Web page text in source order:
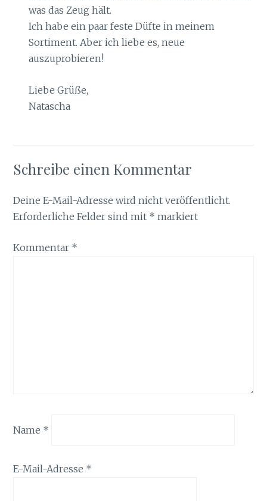
was das Zeug hält.
Ich habe ein paar feste Düfte in meinem
Sortiment. Aber ich liebe es, neue
auszuprobieren!
Liebe Grüße,
Natascha
Schreibe einen Kommentar
Deine E-Mail-Adresse wird nicht veröffentlicht.
Erforderliche Felder sind mit * markiert
Kommentar *
Name *
E-Mail-Adresse *